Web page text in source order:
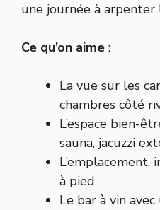
une journée à arpenter
Ce qu’on aime :
La vue sur les
chambres côté
L’espace bien-
sauna, jacuzzi
à pied
Le bar à vin